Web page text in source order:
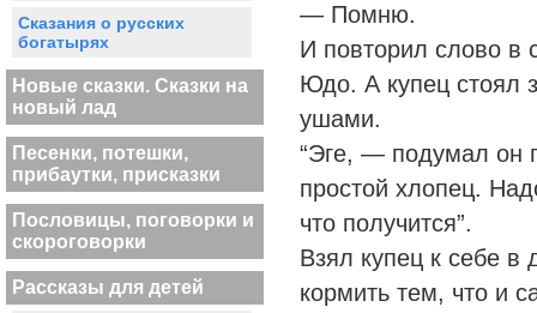
Сказания о русских
богатырях
Новые сказки. Сказки на
новый лад
Песенки, потешки,
прибаутки, присказки
Пословицы, поговорки и
скороговорки
Рассказы для детей
— Помню.
И повторил слово в
Юдо. А купец стоял
ушами.
“Эге, — подумал он
простой хлопец.
что получится”.
Взял купец к себе в
кормить тем, что и